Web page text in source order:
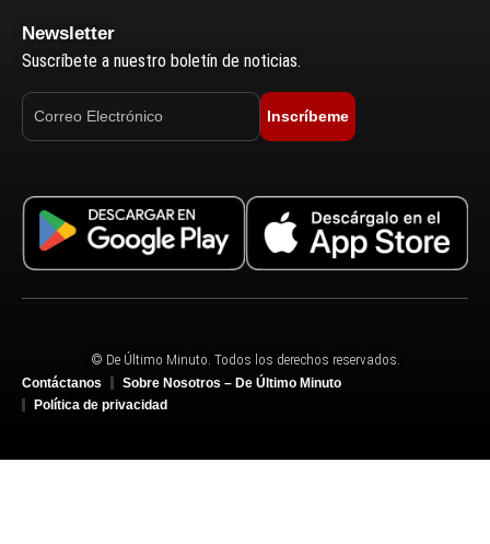
Newsletter
Suscríbete a nuestro boletín de noticias.
Inscríbeme
© De Último Minuto. Todos los derechos reservados.
Contáctanos
Sobre Nosotros – De Último Minuto
Política de privacidad